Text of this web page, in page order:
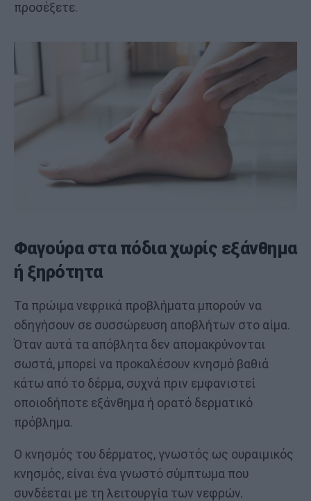
προσέξετε.
Φαγούρα στα πόδια χωρίς εξάνθημα
ή ξηρότητα
Τα πρώιμα νεφρικά προβλήματα μπορούν να
οδηγήσουν σε συσσώρευση αποβλήτων στο αίμα.
Όταν αυτά τα απόβλητα δεν απομακρύνονται
σωστά, μπορεί να προκαλέσουν κνησμό βαθιά
κάτω από το δέρμα, συχνά πριν εμφανιστεί
οποιοδήποτε εξάνθημα ή ορατό δερματικό
πρόβλημα.
Ο κνησμός του δέρματος, γνωστός ως ουραιμικός
κνησμός, είναι ένα γνωστό σύμπτωμα που
συνδέεται με τη λειτουργία των νεφρών.